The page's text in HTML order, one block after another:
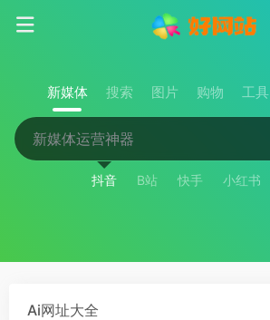
新媒体 搜索 图片 购物 工具
抖音 B站 快手 小红书
Ai网址大全